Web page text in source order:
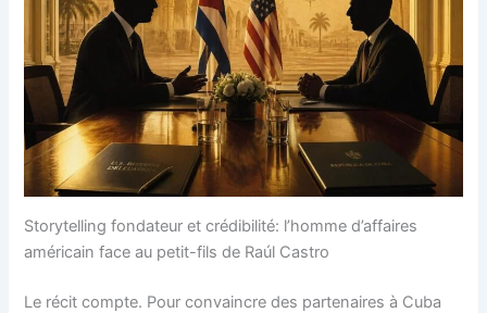
Storytelling fondateur et crédibilité: l’homme d’affaires
américain face au petit-fils de Raúl Castro
Le récit compte. Pour convaincre des partenaires à Cuba